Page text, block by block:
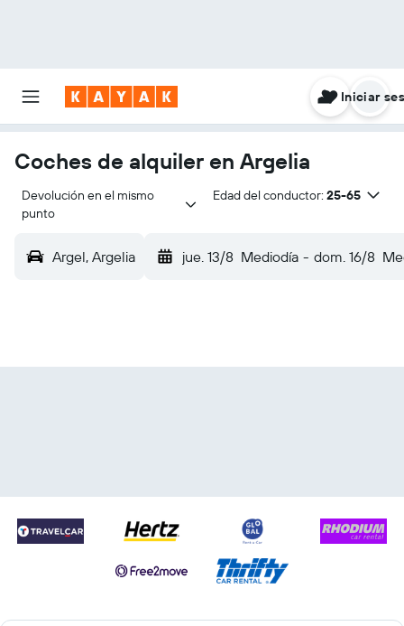
Iniciar
Coches de alquiler en Argelia
Devolución en el mismo
punto
Edad del conductor: 25-65
Argel, Argelia jue. 13/8 Mediodía - dom. 16/8